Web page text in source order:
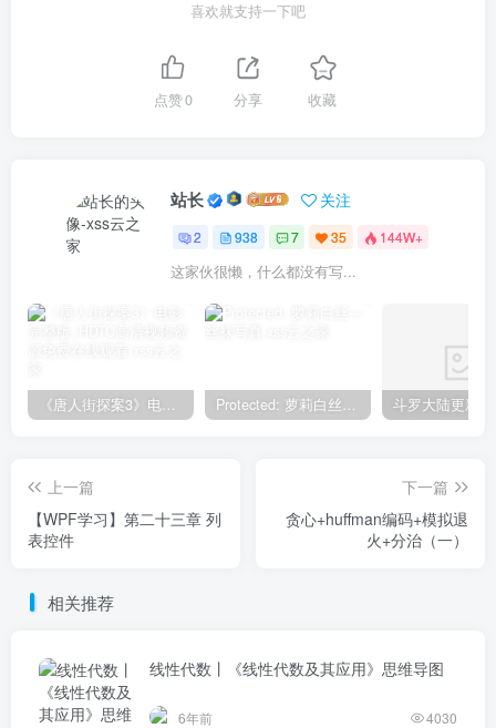
喜欢就支持一下吧
点赞0 分享 收藏
站长 关注
2 938 7 35 144W+
这家伙很懒，什么都没有写...
《唐人街探案3》电影完整版_HDTC高清视频资源免费在线观看 Protected: 萝莉白丝—丝袜写真
上一篇
【WPF学习】第二十三章 列
表控件
下一篇
贪心+huffman编码+模拟退
火+分治（一）
相关推荐
线性代数丨《线性代数及其应用》思维导图
6年前 4030